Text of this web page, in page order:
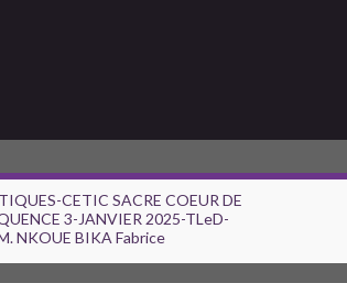
CETIC SACRE COEUR DE
3-JANVIER 2025-TLeD-
NKOUE BIKA Fabrice